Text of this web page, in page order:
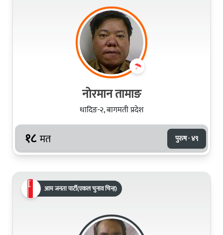
नोरमान तामाङ
धादिङ-२, बागमती प्रदेश
१८ मत पुरुष · ४९
आम जनता पार्टी(एकल चुनाव चिन्ह)